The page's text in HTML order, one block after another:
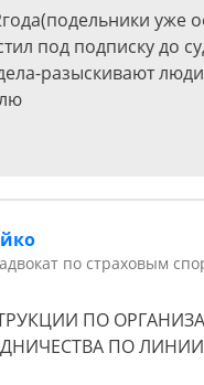
уже
под подписку до
разыскивают люди
по страховым
ПО
ПО